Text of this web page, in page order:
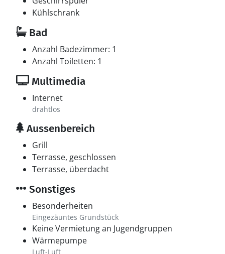
Kühlschrank
Bad
Anzahl Badezimmer: 1
Anzahl Toiletten: 1
Multimedia
Internet
drahtlos
Aussenbereich
Grill
Terrasse, geschlossen
Terrasse, überdacht
Sonstiges
Besonderheiten
Eingezäuntes Grundstück
Keine Vermietung an Jugendgruppen
Wärmepumpe
Luft-Luft